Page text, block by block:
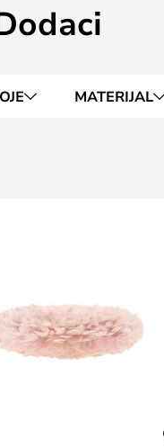
MATERIJAL